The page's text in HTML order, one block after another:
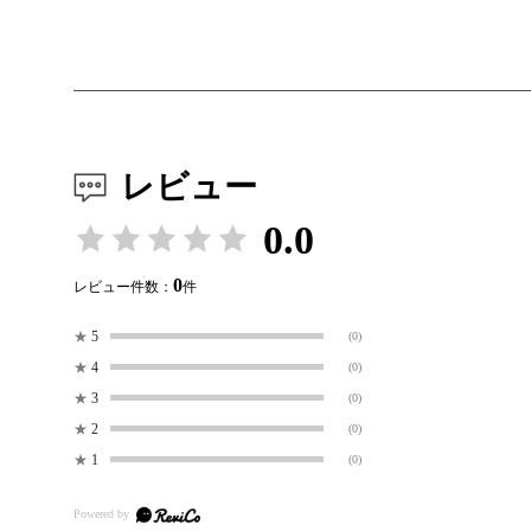
レビュー
0.0
レビュー件数： 0件
★ 5 (0)
★ 4 (0)
★ 3 (0)
★ 2 (0)
★ 1 (0)